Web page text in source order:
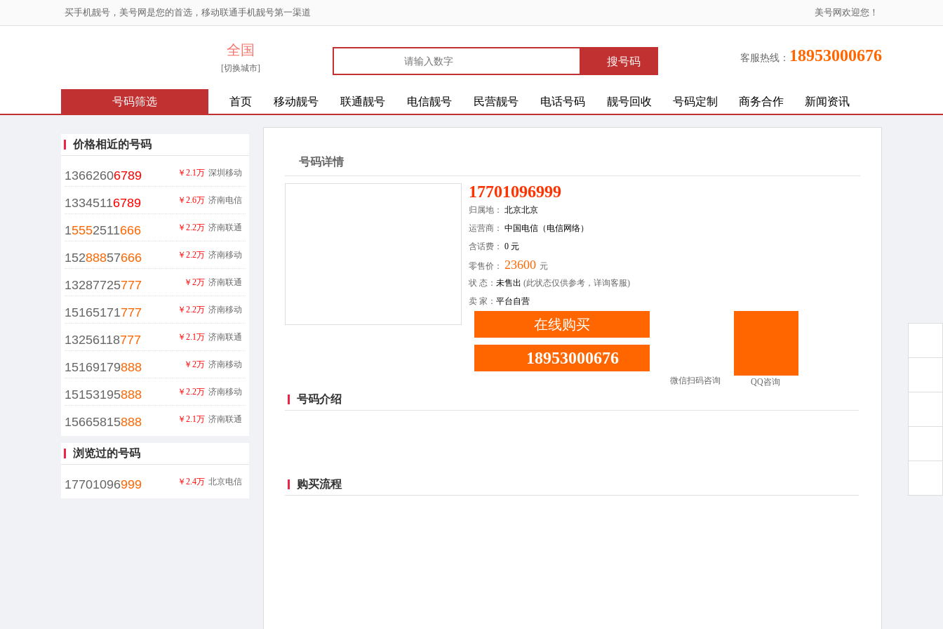
美号网欢迎您！
买手机靓号，美号网是您的首选，移动联通手机靓号第一渠道
全国
[切换城市]
搜号码 客服热线： 18953000676
号码筛选 首页 移动靓号 联通靓号 电信靓号 民营靓号 电话号码 靓号回收 号码定制 商务合作 新闻资讯
价格相近的号码
13662606789 深圳移动
￥2.1万
13345116789 济南电信
￥2.6万
15552511666 济南联通
￥2.2万
15288857666 济南移动
￥2.2万
13287725777 济南联通
￥2万
15165171777 济南移动
￥2.2万
13256118777 济南联通
￥2.1万
15169179888 济南移动
￥2万
15153195888 济南移动
￥2.2万
15665815888 济南联通
￥2.1万
浏览过的号码
17701096999 北京电信
￥2.4万
号码详情
17701096999
归属地： 北京北京
运营商： 中国电信（电信网络）
含话费： 0 元
零售价： 23600 元
状 态： 未售出 (此状态仅供参考，详询客服)
卖 家： 平台自营
在线购买
18953000676
微信扫码咨询 QQ咨询
号码介绍
购买流程